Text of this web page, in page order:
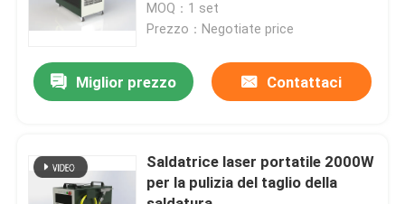
Controllo di qualità
Contattaci
Laser a fibra verde
MOQ：1 set
Prezzo：Negotiate price
Miglior prezzo Contattaci
Saldatrice laser portatile 2000W
per la pulizia del taglio della